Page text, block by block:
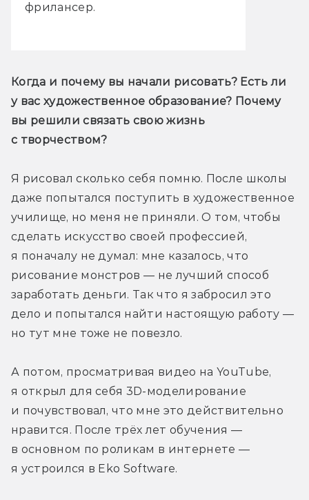
фрилансер.
Когда и почему вы начали рисовать? Есть ли
у вас художественное образование? Почему
вы решили связать свою жизнь
с творчеством?
Я рисовал сколько себя помню. После школы
даже попытался поступить в художественное
училище, но меня не приняли. О том, чтобы
сделать искусство своей профессией,
я поначалу не думал: мне казалось, что
рисование монстров — не лучший способ
заработать деньги. Так что я забросил это
дело и попытался найти настоящую работу —
но тут мне тоже не повезло.
А потом, просматривая видео на YouTube,
я открыл для себя 3D-моделирование
и почувствовал, что мне это действительно
нравится. После трёх лет обучения —
в основном по роликам в интернете —
я устроился в Eko Software.